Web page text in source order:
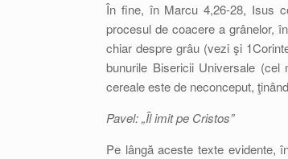
În fine, în Marcu 4,26-28, Isus
procesul de coacere a grânelor,
chiar despre grâu (vezi şi
bunurile Bisericii Universale
cereale este de neconceput,
Pavel: „Îl imit pe Cristos”
Pe lângă aceste texte evidente,